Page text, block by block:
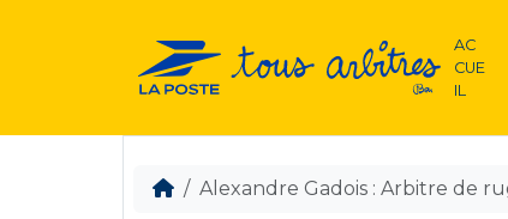
AC
CUE
IL
Alexandre Gadois : Arbitre de